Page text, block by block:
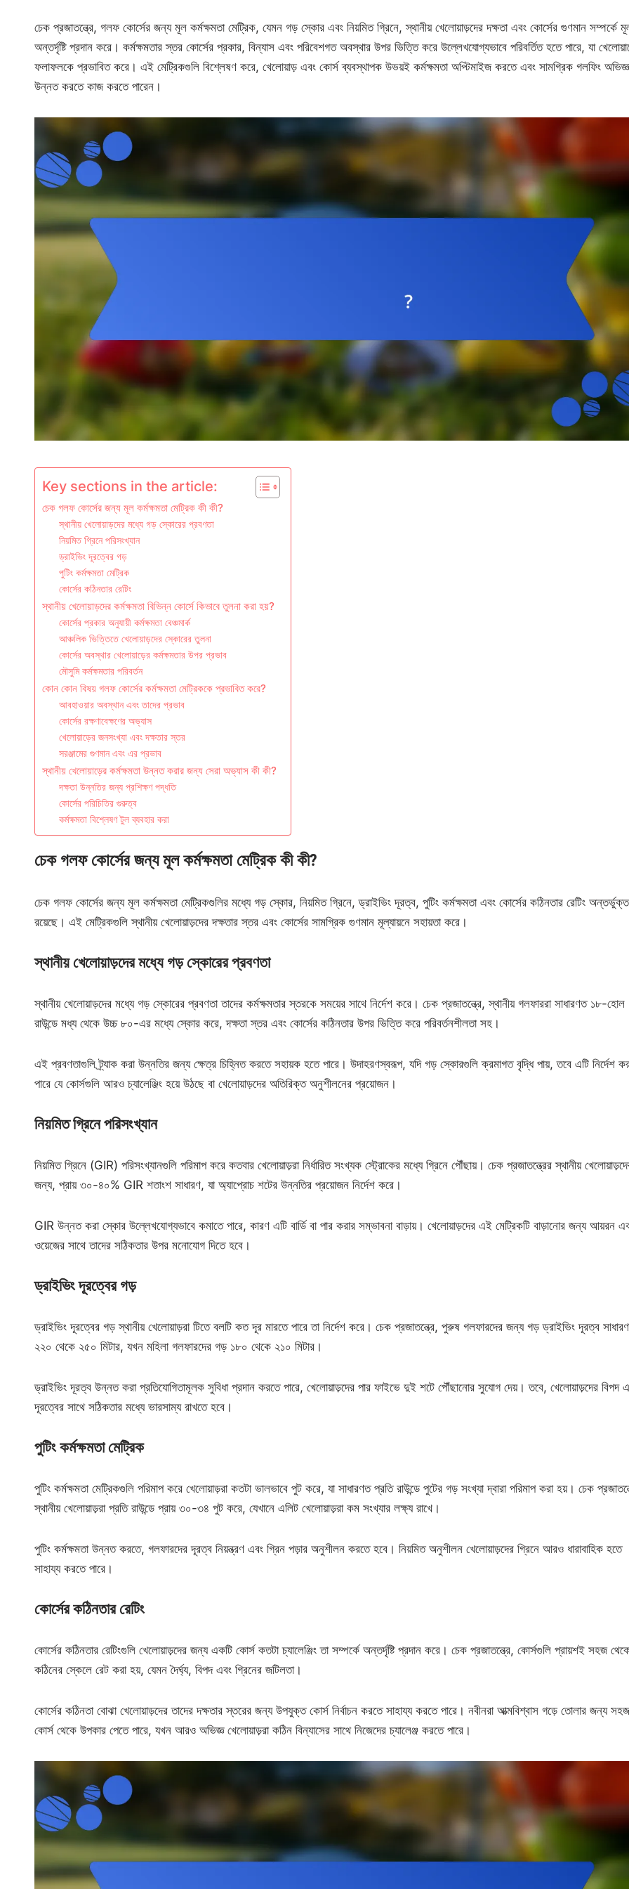
চেক প্রজাতন্ত্রে, গলফ কোর্সের জন্য মূল কর্মক্ষমতা মেট্রিক, যেমন গড় স্কোর এবং নিয়মিত গ্রিনে, স্থানীয় খেলোয়াড়দের দক্ষতা এবং কোর্সের গুণমান সম্পর্কে
অন্তর্দৃষ্টি প্রদান করে। কর্মক্ষমতার স্তর কোর্সের প্রকার, বিন্যাস এবং পরিবেশগত অবস্থার উপর ভিত্তি করে উল্লেখযোগ্যভাবে পরিবর্তিত হতে পারে, যা
ফলাফলকে প্রভাবিত করে। এই মেট্রিকগুলি বিশ্লেষণ করে, খেলোয়াড় এবং কোর্স ব্যবস্থাপক উভয়ই কর্মক্ষমতা অপ্টিমাইজ করতে এবং সামগ্রিক গলফিং
উন্নত করতে কাজ করতে পারেন।
Key sections in the article:
চেক গলফ কোর্সের জন্য মূল কর্মক্ষমতা মেট্রিক কী কী?
স্থানীয় খেলোয়াড়দের মধ্যে গড় স্কোরের প্রবণতা
নিয়মিত গ্রিনে পরিসংখ্যান
ড্রাইভিং দূরত্বের গড়
পুটিং কর্মক্ষমতা মেট্রিক
কোর্সের কঠিনতার রেটিং
স্থানীয় খেলোয়াড়দের কর্মক্ষমতা বিভিন্ন কোর্সে কিভাবে তুলনা করা হয়?
কোর্সের প্রকার অনুযায়ী কর্মক্ষমতা বেঞ্চমার্ক
আঞ্চলিক ভিত্তিতে খেলোয়াড়দের স্কোরের তুলনা
কোর্সের অবস্থার খেলোয়াড়ের কর্মক্ষমতার উপর প্রভাব
মৌসুমি কর্মক্ষমতার পরিবর্তন
কোন কোন বিষয় গলফ কোর্সের কর্মক্ষমতা মেট্রিককে প্রভাবিত করে?
আবহাওয়ার অবস্থান এবং তাদের প্রভাব
কোর্সের রক্ষণাবেক্ষণের অভ্যাস
খেলোয়াড়ের জনসংখ্যা এবং দক্ষতার স্তর
সরঞ্জামের গুণমান এবং এর প্রভাব
স্থানীয় খেলোয়াড়ের কর্মক্ষমতা উন্নত করার জন্য সেরা অভ্যাস কী কী?
দক্ষতা উন্নতির জন্য প্রশিক্ষণ পদ্ধতি
কোর্সের পরিচিতির গুরুত্ব
কর্মক্ষমতা বিশ্লেষণ টুল ব্যবহার করা
চেক গলফ কোর্সের জন্য মূল কর্মক্ষমতা মেট্রিক কী কী?
চেক গলফ কোর্সের জন্য মূল কর্মক্ষমতা মেট্রিকগুলির মধ্যে গড় স্কোর, নিয়মিত গ্রিনে, ড্রাইভিং দূরত্ব, পুটিং কর্মক্ষমতা এবং কোর্সের কঠিনতার রেটিং অন্তর্ভুক্ত
রয়েছে। এই মেট্রিকগুলি স্থানীয় খেলোয়াড়দের দক্ষতার স্তর এবং কোর্সের সামগ্রিক গুণমান মূল্যায়নে সহায়তা করে।
স্থানীয় খেলোয়াড়দের মধ্যে গড় স্কোরের প্রবণতা
স্থানীয় খেলোয়াড়দের মধ্যে গড় স্কোরের প্রবণতা তাদের কর্মক্ষমতার স্তরকে সময়ের সাথে নির্দেশ করে। চেক প্রজাতন্ত্রে, স্থানীয় গলফাররা সাধারণত ১৮-হোল
রাউন্ডে মধ্য থেকে উচ্চ ৮০-এর মধ্যে স্কোর করে, দক্ষতা স্তর এবং কোর্সের কঠিনতার উপর ভিত্তি করে পরিবর্তনশীলতা সহ।
এই প্রবণতাগুলি ট্র্যাক করা উন্নতির জন্য ক্ষেত্র চিহ্নিত করতে সহায়ক হতে পারে। উদাহরণস্বরূপ, যদি গড় স্কোরগুলি ক্রমাগত বৃদ্ধি পায়, তবে এটি নির্দেশ
পারে যে কোর্সগুলি আরও চ্যালেঞ্জিং হয়ে উঠছে বা খেলোয়াড়দের অতিরিক্ত অনুশীলনের প্রয়োজন।
নিয়মিত গ্রিনে পরিসংখ্যান
নিয়মিত গ্রিনে (GIR) পরিসংখ্যানগুলি পরিমাপ করে কতবার খেলোয়াড়রা নির্ধারিত সংখ্যক স্ট্রোকের মধ্যে গ্রিনে পৌঁছায়। চেক প্রজাতন্ত্রের স্থানীয়
জন্য, প্রায় ৩০-৪০% GIR শতাংশ সাধারণ, যা অ্যাপ্রোচ শটের উন্নতির প্রয়োজন নির্দেশ করে।
GIR উন্নত করা স্কোর উল্লেখযোগ্যভাবে কমাতে পারে, কারণ এটি বার্ডি বা পার করার সম্ভাবনা বাড়ায়। খেলোয়াড়দের এই মেট্রিকটি বাড়ানোর জন্য আয়রন
ওয়েজের সাথে তাদের সঠিকতার উপর মনোযোগ দিতে হবে।
ড্রাইভিং দূরত্বের গড়
ড্রাইভিং দূরত্বের গড় স্থানীয় খেলোয়াড়রা টিতে বলটি কত দূর মারতে পারে তা নির্দেশ করে। চেক প্রজাতন্ত্রে, পুরুষ গলফারদের জন্য গড় ড্রাইভিং দূরত্ব
২২০ থেকে ২৫০ মিটার, যখন মহিলা গলফারদের গড় ১৮০ থেকে ২১০ মিটার।
ড্রাইভিং দূরত্ব উন্নত করা প্রতিযোগিতামূলক সুবিধা প্রদান করতে পারে, খেলোয়াড়দের পার ফাইভে দুই শটে পৌঁছানোর সুযোগ দেয়। তবে, খেলোয়াড়দের বিপদ
দূরত্বের সাথে সঠিকতার মধ্যে ভারসাম্য রাখতে হবে।
পুটিং কর্মক্ষমতা মেট্রিক
পুটিং কর্মক্ষমতা মেট্রিকগুলি পরিমাপ করে খেলোয়াড়রা কতটা ভালভাবে পুট করে, যা সাধারণত প্রতি রাউন্ডে পুটের গড় সংখ্যা দ্বারা পরিমাপ করা হয়। চেক
স্থানীয় খেলোয়াড়রা প্রতি রাউন্ডে প্রায় ৩০-৩৪ পুট করে, যেখানে এলিট খেলোয়াড়রা কম সংখ্যার লক্ষ্য রাখে।
পুটিং কর্মক্ষমতা উন্নত করতে, গলফারদের দূরত্ব নিয়ন্ত্রণ এবং গ্রিন পড়ার অনুশীলন করতে হবে। নিয়মিত অনুশীলন খেলোয়াড়দের গ্রিনে আরও ধারাবাহিক হতে
সাহায্য করতে পারে।
কোর্সের কঠিনতার রেটিং
কোর্সের কঠিনতার রেটিংগুলি খেলোয়াড়দের জন্য একটি কোর্স কতটা চ্যালেঞ্জিং তা সম্পর্কে অন্তর্দৃষ্টি প্রদান করে। চেক প্রজাতন্ত্রে, কোর্সগুলি প্রায়শই সহজ
কঠিনের স্কেলে রেট করা হয়, যেমন দৈর্ঘ্য, বিপদ এবং গ্রিনের জটিলতা।
কোর্সের কঠিনতা বোঝা খেলোয়াড়দের তাদের দক্ষতার স্তরের জন্য উপযুক্ত কোর্স নির্বাচন করতে সাহায্য করতে পারে। নবীনরা আত্মবিশ্বাস গড়ে তোলার জন্য সহজ
কোর্স থেকে উপকার পেতে পারে, যখন আরও অভিজ্ঞ খেলোয়াড়রা কঠিন বিন্যাসের সাথে নিজেদের চ্যালেঞ্জ করতে পারে।